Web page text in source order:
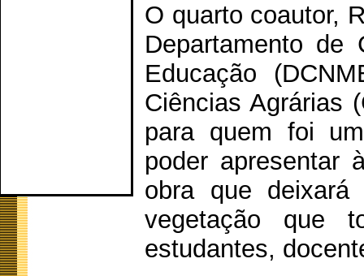
O quarto coautor,
Departamento de
Educação
Ciências Agrárias
para quem foi
poder apresentar
obra que
vegetação que
estudantes,